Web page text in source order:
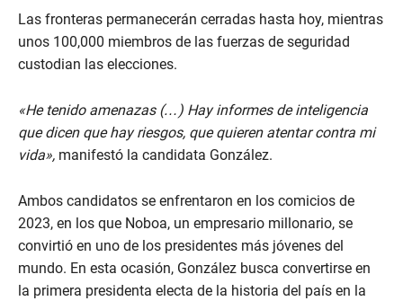
Las fronteras permanecerán cerradas hasta hoy, mientras
unos 100,000 miembros de las fuerzas de seguridad
custodian las elecciones.
«He tenido amenazas (…) Hay informes de inteligencia
que dicen que hay riesgos, que quieren atentar contra mi
vida», manifestó la candidata González.
Ambos candidatos se enfrentaron en los comicios de
2023, en los que Noboa, un empresario millonario, se
convirtió en uno de los presidentes más jóvenes del
mundo. En esta ocasión, González busca convertirse en
la primera presidenta electa de la historia del país en la